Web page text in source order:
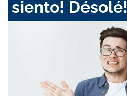
siento! Désolé!